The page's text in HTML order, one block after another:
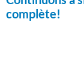
complète!